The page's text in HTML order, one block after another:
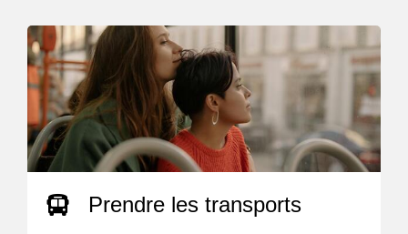
Prendre les transports